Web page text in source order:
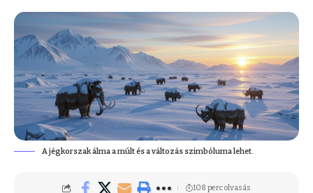
A jégkorszak álma a múlt és a változás szimbóluma lehet.
108 perc olvasás